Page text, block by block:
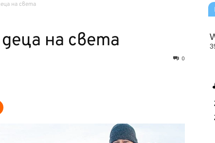
на света
на света
0